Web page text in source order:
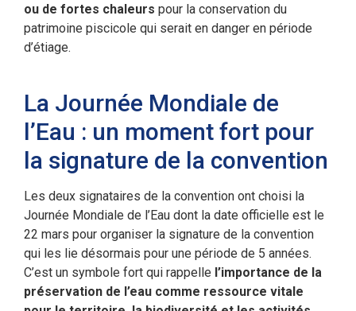
ou de fortes chaleurs pour la conservation du
patrimoine piscicole qui serait en danger en période
d’étiage.
La Journée Mondiale de
l’Eau : un moment fort pour
la signature de la convention
Les deux signataires de la convention ont choisi la
Journée Mondiale de l’Eau dont la date officielle est le
22 mars pour organiser la signature de la convention
qui les lie désormais pour une période de 5 années.
C’est un symbole fort qui rappelle l’importance de la
préservation de l’eau comme ressource vitale